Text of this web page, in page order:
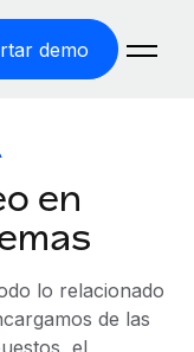
demo
y conforme a la
en
lo relacionado
de las
el